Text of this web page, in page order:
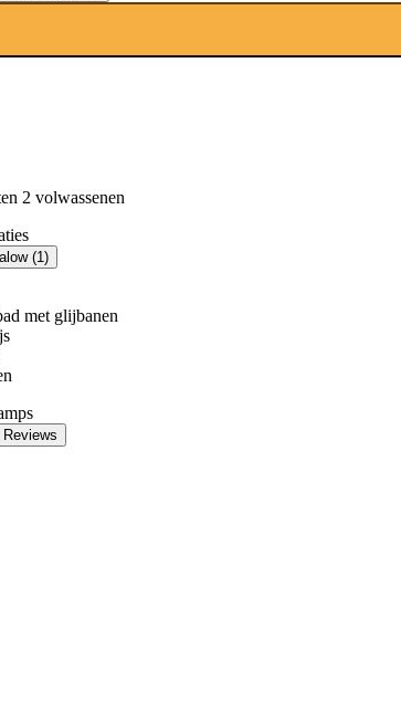
2 volwassenen
(1)
met glijbanen
Reviews